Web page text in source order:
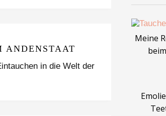
in die Welt der
Meine